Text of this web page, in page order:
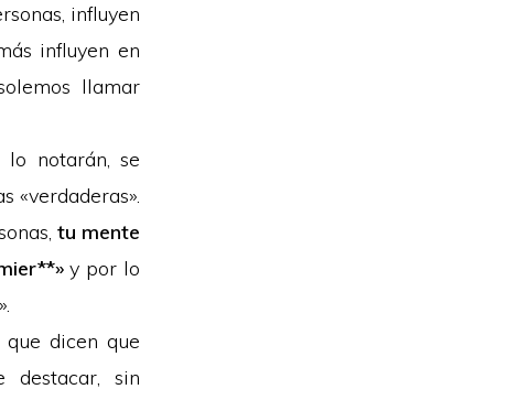
influyen
influyen en
llamar
lo notarán, se
«verdaderas».
tu mente
y por lo
que dicen que
destacar, sin